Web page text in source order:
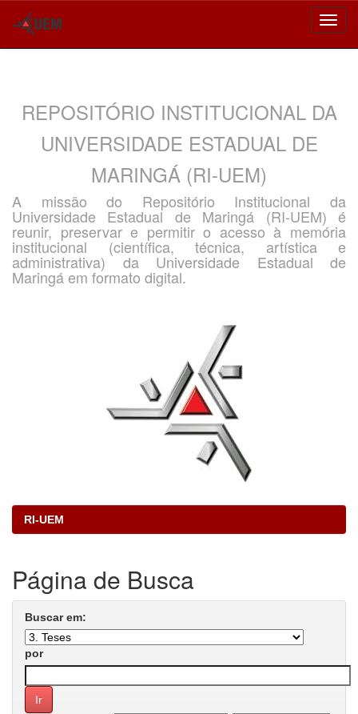
REPOSITÓRIO INSTITUCIONAL DA
UNIVERSIDADE ESTADUAL DE
MARINGÁ (RI-UEM)
A missão do Repositório Institucional da
Universidade Estadual de Maringá (RI-UEM) é
reunir, preservar e permitir o acesso à memória
institucional (científica, técnica, artística e
administrativa) da Universidade Estadual de
Maringá em formato digital.
RI-UEM
Página de Busca
Buscar em:
por